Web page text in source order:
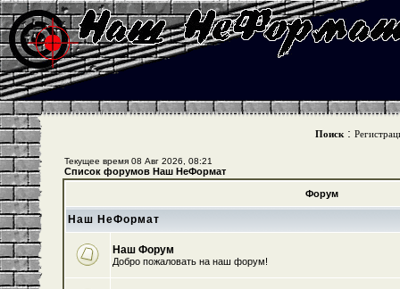
Поиск :
Текущее время 08 Авг 2026, 08:21
Список форумов Наш НеФормат
Форум
Наш НеФормат
Наш Форум
Добро пожаловать на наш форум!